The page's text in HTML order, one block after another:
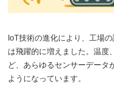
IoT技術の進化により、工場
は飛躍的に増えました。温度
ど、あらゆるセンサーデータ
ようになっています。